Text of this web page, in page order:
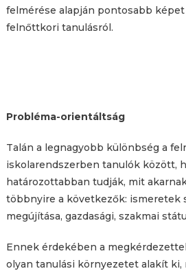
felmérése alapján pontosabb
felnőttkori tanulásról.
Probléma-orientáltság
Talán a legnagyobb különbség a
iskolarendszerben tanulók között,
határozottabban tudják, mit
többnyire a következők: ismeretek
megújítása, gazdasági, szakmai
Ennek érdekében a
olyan tanulási környezetet alakít ki,